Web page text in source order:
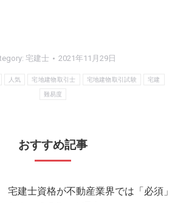
宅建士 2021年11月29日
人気 宅地建物取引士 宅地建物取引試験 宅建
難易度
おすすめ記事
宅建士資格が不動産業界では「必須」